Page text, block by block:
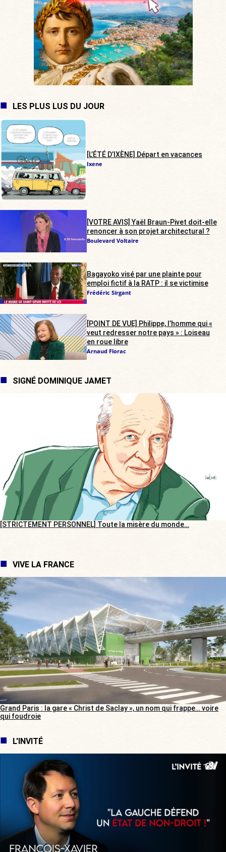
LES PLUS LUS DU JOUR
[L’ÉTÉ D’IXÈNE] Départ en vacances
Ixene
[VOTRE AVIS] Yaël Braun-Pivet doit-elle
renoncer à son projet architectural ?
Boulevard Voltaire
Bagayoko visé par une plainte pour
emploi fictif à la RATP : il se victimise
Frédéric Sirgant
[POINT DE VUE] Philippe, l’homme qui «
veut redresser notre pays » : Loiseau
en roue libre
Arnaud Florac
SIGNÉ DOMINIQUE JAMET
[STRICTEMENT PERSONNEL] Toute la misère du monde…
VIVE LA FRANCE
Grand Paris : la gare « Christ de Saclay », un nom qui frappe… voire
qui foudroie
L'INVITÉ